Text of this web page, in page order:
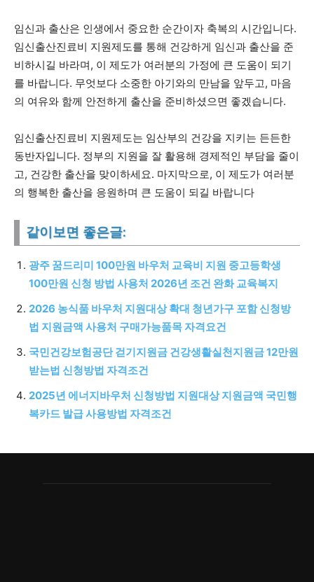
임신과 출산은 인생에서 중요한 순간이자 축복의 시간입니다.
임신출산진료비 지원제도를 통해 건강하게 임신과 출산을 준
비하시길 바라며, 이 제도가 여러분의 가정에 큰 도움이 되기
를 바랍니다. 무엇보다 소중한 아기와의 만남을 앞두고, 마음
의 여유와 함께 안전하게 출산을 준비하셨으면 좋겠습니다.
임신출산진료비 지원제도는 임산부의 건강을 지키는 든든한
동반자입니다. 정부의 지원을 잘 활용해 경제적인 부담을 줄이
고, 건강한 출산을 맞이하세요. 마지막으로, 이 제도가 여러분
의 행복한 출산을 응원하며 큰 도움이 되길 바랍니다
같이보면 좋은글:
광주 꿈드리미 100만원 바우처 교육비 지원 중고등학생
100만원 신청 방법 사용처 2026년 조건 완화 교육복지
2026 농식품 바우처 지원대상 확대 청년가구 포함 신청방
법 지원금액 사용처 구매가능품목 자격요건
국민건강보험공단 걷기지원금 건강생활실천지원금 12만원
받는법 신청방법 자격조건
2025년 에너지바우처 신청방법 지원대상 지원금액 국민행
복카드 발급 사용방법 자격조건